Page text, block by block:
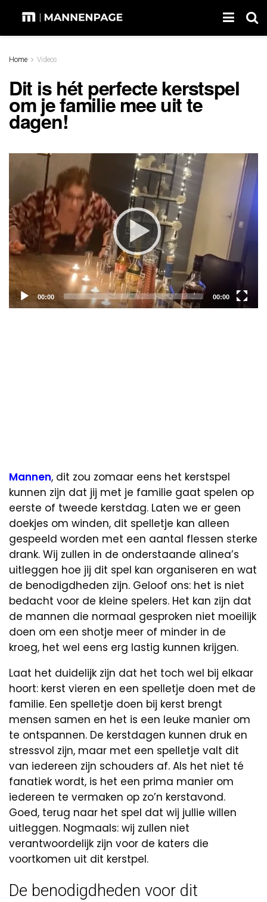
Home Videos
Dit is hét perfecte kerstspel
om je familie mee uit te
dagen!
Player
Current
time
00:00
Total
duration
00:00
Mannen, dit zou zomaar eens het kerstspel
kunnen zijn dat jij met je familie gaat spelen op
eerste of tweede kerstdag. Laten we er geen
doekjes om winden, dit spelletje kan alleen
gespeeld worden met een aantal flessen sterke
drank. Wij zullen in de onderstaande alinea’s
uitleggen hoe jij dit spel kan organiseren en wat
de benodigdheden zijn. Geloof ons: het is niet
bedacht voor de kleine spelers. Het kan zijn dat
de mannen die normaal gesproken niet moeilijk
doen om een shotje meer of minder in de
kroeg, het wel eens erg lastig kunnen krijgen.
Laat het duidelijk zijn dat het toch wel bij elkaar
hoort: kerst vieren en een spelletje doen met de
familie. Een spelletje doen bij kerst brengt
mensen samen en het is een leuke manier om
te ontspannen. De kerstdagen kunnen druk en
stressvol zijn, maar met een spelletje valt dit
van iedereen zijn schouders af. Als het niet té
fanatiek wordt, is het een prima manier om
iedereen te vermaken op zo’n kerstavond.
Goed, terug naar het spel dat wij jullie willen
uitleggen. Nogmaals: wij zullen niet
verantwoordelijk zijn voor de katers die
voortkomen uit dit kerstpel.
De benodigdheden voor dit